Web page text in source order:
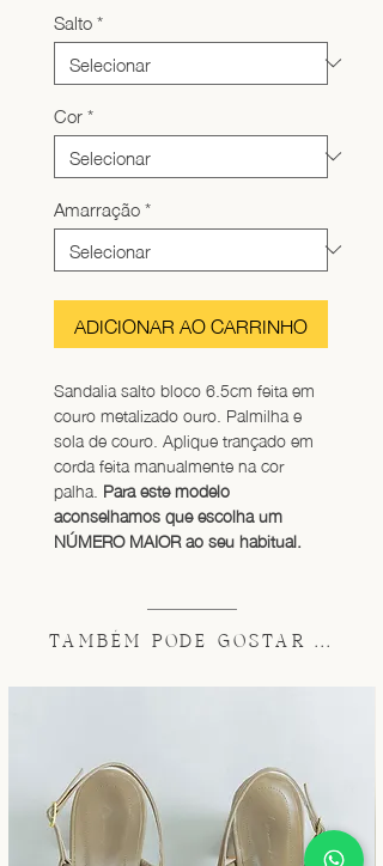
Salto*
Cor*
Amarração*
ADICIONAR AO CARRINHO
Sandalia salto bloco 6.5cm feita em
couro metalizado ouro. Palmilha e
sola de couro. Aplique trançado em
corda feita manualmente na cor
palha. Para este modelo
aconselhamos que escolha um
NÚMERO MAIOR ao seu habitual.
TAMBÉM PODE GOSTAR ...